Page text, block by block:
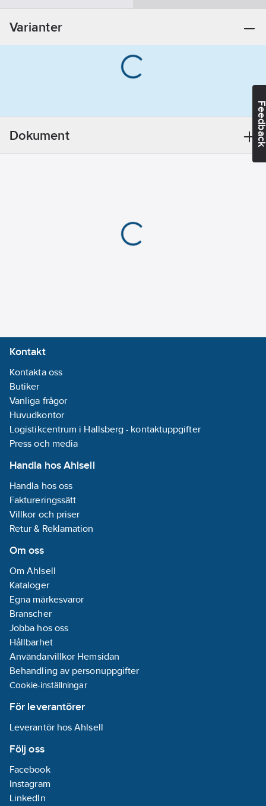
Nej
Varianter
Dokument
Kontakt
Kontakta oss
Butiker
Vanliga frågor
Huvudkontor
Logistikcentrum i Hallsberg - kontaktuppgifter
Press och media
Handla hos Ahlsell
Handla hos oss
Faktureringssätt
Villkor och priser
Retur & Reklamation
Om oss
Om Ahlsell
Kataloger
Egna märkesvaror
Branscher
Jobba hos oss
Hållbarhet
Användarvillkor Hemsidan
Behandling av personuppgifter
Cookie-inställningar
För leverantörer
Leverantör hos Ahlsell
Följ oss
Facebook
Instagram
LinkedIn